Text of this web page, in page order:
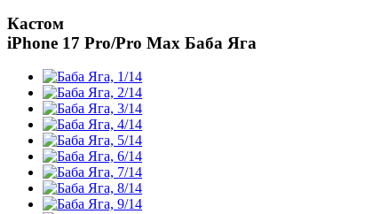
Кастом
iPhone 17 Pro/Pro Max Баба Яга